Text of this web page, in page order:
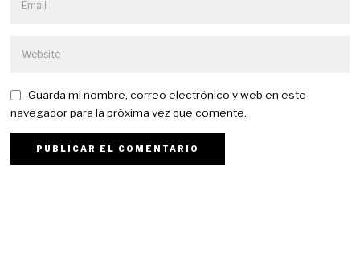
Guarda mi nombre, correo electrónico y web en este
navegador para la próxima vez que comente.